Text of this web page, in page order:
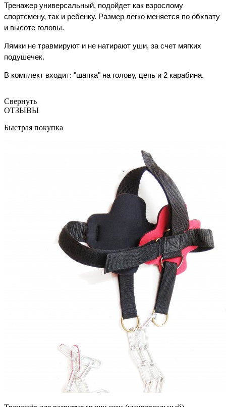
Тренажер универсальный, подойдет как взрослому
спортсмену, так и ребенку. Размер легко меняется по обхвату
и высоте головы.
Лямки не травмируют и не натирают уши, за счет мягких
подушечек.
В комплект входит: "шапка" на голову, цепь и 2 карабина.
Свернуть
ОТЗЫВЫ
Быстрая покупка